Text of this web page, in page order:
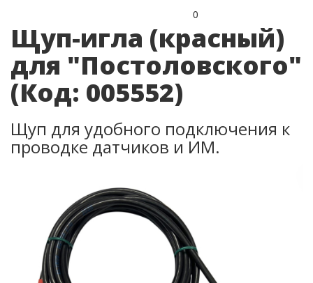
0
Щуп-игла (красный)
для "Постоловского"
(Код: 005552)
Щуп для удобного подключения к
проводке датчиков и ИМ.